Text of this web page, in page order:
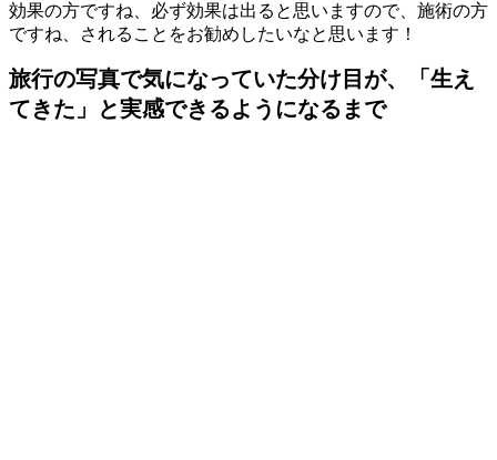
効果の方ですね、必ず効果は出ると思いますので、施術の方
ですね、されることをお勧めしたいなと思います！
旅行の写真で気になっていた分け目が、「生え
てきた」と実感できるようになるまで